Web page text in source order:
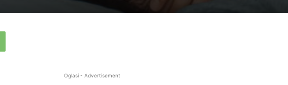
Oglasi - Advertisement